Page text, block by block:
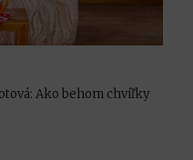
Ako behom chvíľky